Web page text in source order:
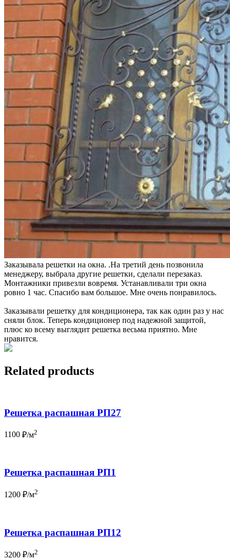
Заказывала решетки на окна. .На третий день позвонила
менеджеру, выбрала другие решетки, сделали перезаказ.
Монтажники привезли вовремя. Устанавливали три окна
ровно 1 час. Спасибо вам большое. Мне очень понравилось.
Заказывали решетку для кондиционера, так как один раз у нас
сняли блок. Теперь кондиционер под надежной защитой,
плюс ко всему выглядит решетка весьма приятно. Мне
нравится.
Related products
Решетка распашная РП27
1100 ₽/м2
Решетка распашная РП1
1200 ₽/м2
Решетка распашная РП12
3200 ₽/м2